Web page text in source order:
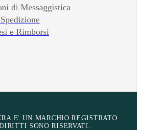
di Messaggistica
e Rimborsi
E' UN MARCHIO REGISTRATO.
SONO RISERVATI.